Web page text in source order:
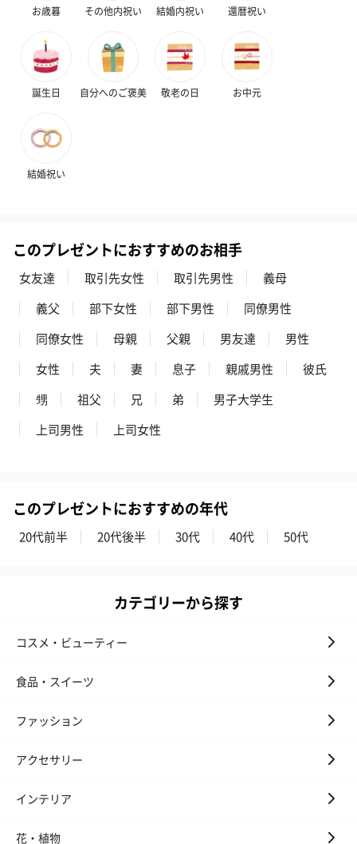
お歳暮 その他内祝い 結婚内祝い 還暦祝い
誕生日 自分へのご褒美 敬老の日 お中元
結婚祝い
このプレゼントにおすすめのお相手
女友達 取引先女性 取引先男性
義母
義父
部下女性 部下男性
同僚男性
同僚女性
母親 父親 男友達
男性
女性
夫 妻 息子 親戚男性
彼氏
甥
祖父 兄 弟
男子大学生
上司男性
上司女性
このプレゼントにおすすめの年代
20代前半 20代後半 30代 40代 50代
カテゴリーから探す
コスメ・ビューティー
食品・スイーツ
ファッション
アクセサリー
インテリア
花・植物